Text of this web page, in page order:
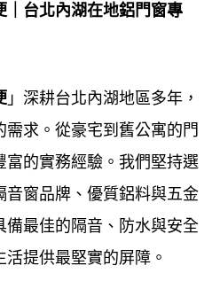
於創立以來深耕40年，有極
定，為您建立心中的夢想
工程宅急便 │ 打造優質窗的
年鋁門窗施工之實務經驗，
，秉持著用心、高品質、誠
每一個小細節都細心與客戶
施工完成後使用便利性、
｜台北內湖在地鋁門窗專
」深耕台北內湖地區多年，
求。從豪宅到舊公寓的門
富的實務經驗。我們堅持選
音窗品牌、優質鋁料與五金
備最佳的隔音、防水與安全
提供最堅實的屏障。